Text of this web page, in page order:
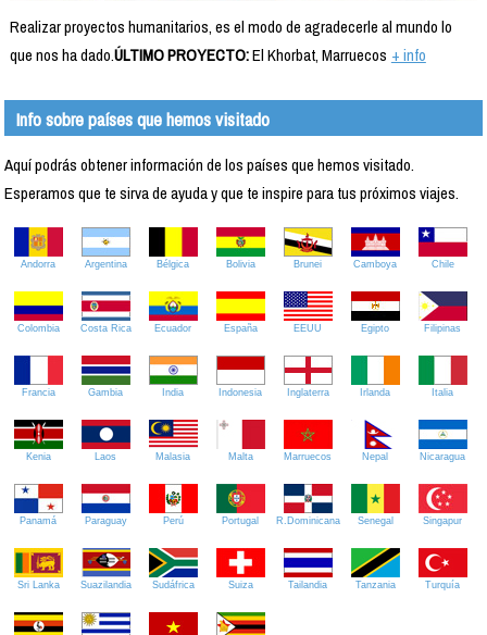
Realizar proyectos humanitarios, es el modo de agradecerle al mundo lo
que nos ha dado.ÚLTIMO PROYECTO:El Khorbat, Marruecos + info
Info sobre países que hemos visitado
Aquí podrás obtener información de los países que hemos visitado.
Esperamos que te sirva de ayuda y que te inspire para tus próximos viajes.
Andorra Argentina Bélgica Bolivia Brunei Camboya Chile
Colombia Costa Rica Ecuador España EEUU Egipto Filipinas
Francia Gambia India Indonesia Inglaterra Irlanda Italia
Kenia Laos Malasia Malta Marruecos Nepal Nicaragua
Panamá Paraguay Perú Portugal R.Dominicana Senegal Singapur
Sri Lanka Suazilandia Sudáfrica Suiza Tailandia Tanzania Turquía